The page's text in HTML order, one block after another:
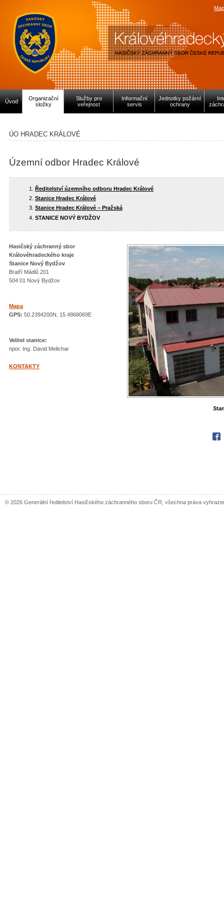
Úvod
Organizační
složky
Služby pro
veřejnost
Informační
servis
Jednotky požární
ochrany
ÚO HRADEC KRÁLOVÉ
Územní odbor Hradec Králové
Ředitelství územního odboru Hradec Králové
Stanice Hradec Králové
Stanice Hradec Králové – Pražská
STANICE NOVÝ BYDŽOV
Hasičský záchranný sbor
Královéhradeckého kraje
Stanice Nový Bydžov
Bratří Mádlů 201
504 01 Nový Bydžov
Mapa
GPS: 50.2394200N, 15.4868069E
Velitel stanice:
npor. Ing. David Melichar
KONTAKTY
© 2026 Generální ředitelství Hasičského záchranného sboru ČR, všechna práva